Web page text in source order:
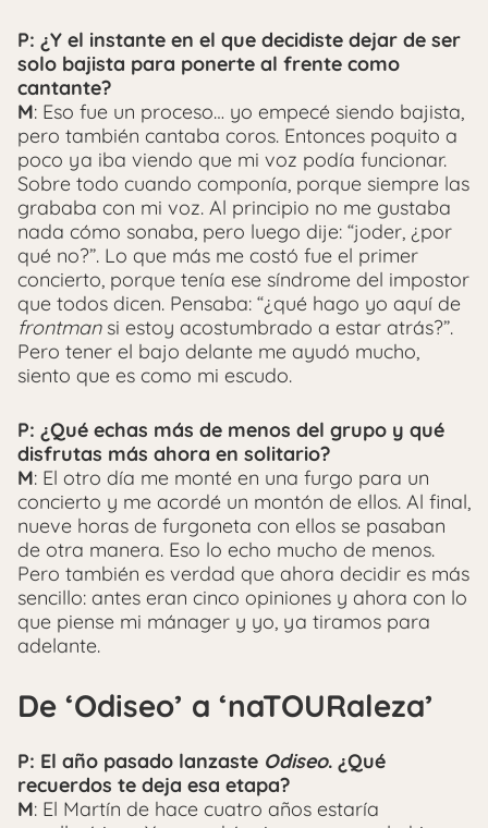
P: ¿Y el instante en el que decidiste dejar de ser
solo bajista para ponerte al frente como
cantante?
M: Eso fue un proceso… yo empecé siendo bajista,
pero también cantaba coros. Entonces poquito a
poco ya iba viendo que mi voz podía funcionar.
Sobre todo cuando componía, porque siempre las
grababa con mi voz. Al principio no me gustaba
nada cómo sonaba, pero luego dije: “joder, ¿por
qué no?”. Lo que más me costó fue el primer
concierto, porque tenía ese síndrome del impostor
que todos dicen. Pensaba: “¿qué hago yo aquí de
frontmansi estoy acostumbrado a estar atrás?”.
Pero tener el bajo delante me ayudó mucho,
siento que es como mi escudo.
P: ¿Qué echas más de menos del grupo y qué
disfrutas más ahora en solitario?
M: El otro día me monté en una furgo para un
concierto y me acordé un montón de ellos. Al final,
nueve horas de furgoneta con ellos se pasaban
de otra manera. Eso lo echo mucho de menos.
Pero también es verdad que ahora decidir es más
sencillo: antes eran cinco opiniones y ahora con lo
que piense mi mánager y yo, ya tiramos para
adelante.
De ‘Odiseo’ a ‘naTOURaleza’
P: El año pasado lanzaste Odiseo. ¿Qué
recuerdos te deja esa etapa?
M: El Martín de hace cuatro años estaría